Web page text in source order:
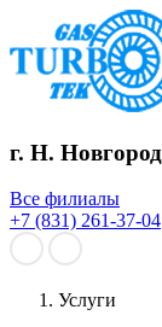
г. Н.
Все филиалы
+7 (831) 261-37-04
Услуги